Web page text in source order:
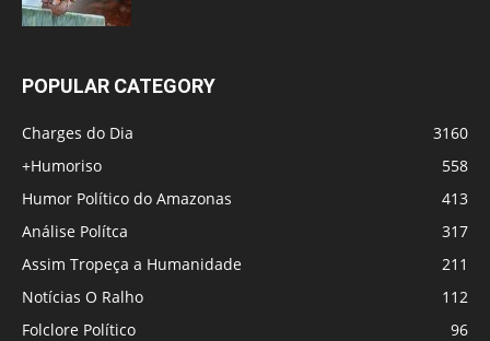
POPULAR CATEGORY
Charges do Dia
3160
+Humoriso
558
Humor Político do Amazonas
413
Análise Polítca
317
Assim Tropeça a Humanidade
211
Notícias O Ralho
112
Folclore Político
96